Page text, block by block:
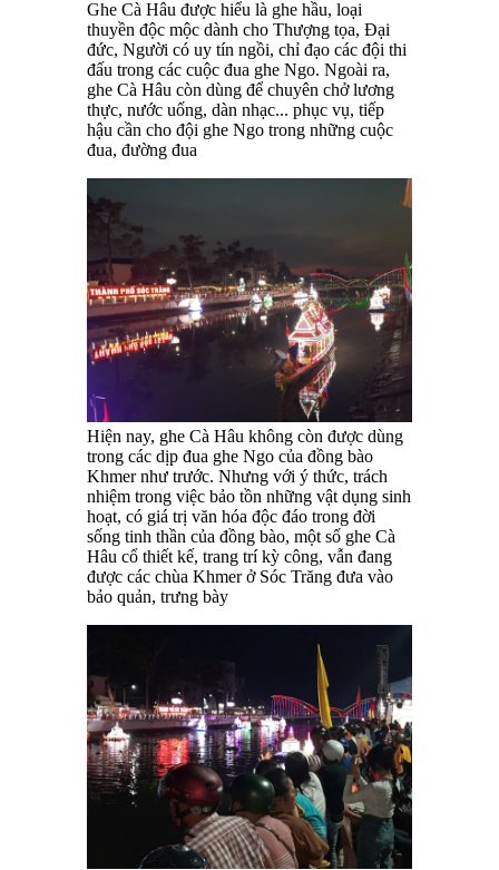
Ghe Cà Hâu được hiểu là ghe hầu, loại
thuyền độc mộc dành cho Thượng tọa, Đại
đức, Người có uy tín ngồi, chỉ đạo các đội thi
đấu trong các cuộc đua ghe Ngo. Ngoài ra,
ghe Cà Hâu còn dùng để chuyên chở lương
thực, nước uống, dàn nhạc... phục vụ, tiếp
hậu cần cho đội ghe Ngo trong những cuộc
đua, đường đua
Hiện nay, ghe Cà Hâu không còn được dùng
trong các dịp đua ghe Ngo của đồng bào
Khmer như trước. Nhưng với ý thức, trách
nhiệm trong việc bảo tồn những vật dụng sinh
hoạt, có giá trị văn hóa độc đáo trong đời
sống tinh thần của đồng bào, một số ghe Cà
Hâu cổ thiết kế, trang trí kỳ công, vẫn đang
được các chùa Khmer ở Sóc Trăng đưa vào
bảo quản, trưng bày